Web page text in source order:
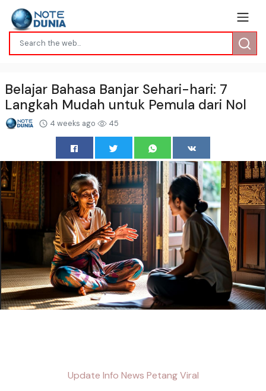
Belajar Bahasa Banjar Sehari-hari: 7
Langkah Mudah untuk Pemula dari Nol
4 weeks ago 45
Update Info News Petang Viral